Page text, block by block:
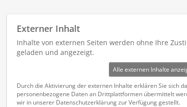
Externer Inhalt
Inhalte von externen Seiten werden ohne Ihre
geladen und angezeigt.
Alle externen Inhalte
Durch die Aktivierung der externen Inhalte erklären Sie sich
personenbezogene Daten an Drittplattformen übermittelt
wir in unserer Datenschutzerklärung zur Verfügung gestellt.